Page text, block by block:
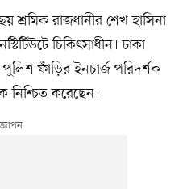
শ্রমিক রাজধানীর শেখ হাসিনা
চিকিৎসাধীন। ঢাকা
ফাঁড়ির ইনচার্জ পরিদর্শক
নিশ্চিত করেছেন।